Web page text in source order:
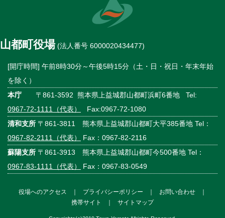
山都町役場(法人番号 6000020434477)
[開庁時間] 午前8時30分～午後5時15分（土・日・祝日・年末年始
を除く）
本庁 〒861-3592 熊本県上益城郡山都町浜町6番地 Tel:
0967-72-1111（代表）
Fax:0967-72-1080
清和支所 〒861-3811 熊本県上益城郡山都町大平385番地 Tel：
0967-82-2111（代表）
Fax：0967-82-2116
蘇陽支所 〒861-3913 熊本県上益城郡山都町今500番地 Tel：
0967-83-1111（代表）
Fax：0967-83-0549
役場へのアクセス ｜ プライバシーポリシー ｜ お問い合わせ
｜
携帯サイト
｜ サイトマップ